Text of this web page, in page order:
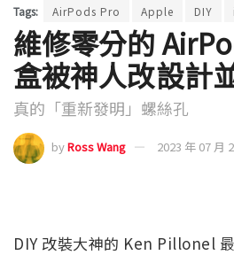
Tags: AirPods Pro Apple DIY
維修零分的
盒被神人改設計
真的「重新發明」螺絲孔
byRoss Wang 2023 年 07 月
DIY 改裝大神的 Ken Pillonel